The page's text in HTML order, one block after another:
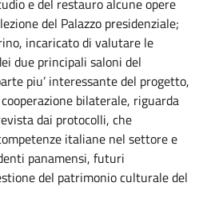
e del restauro alcune opere
del Palazzo presidenziale;
incaricato di valutare le
due principali saloni del
piu’ interessante del progetto,
bilaterale, riguarda
dai protocolli, che
italiane nel settore e
panamensi, futuri
del patrimonio culturale del